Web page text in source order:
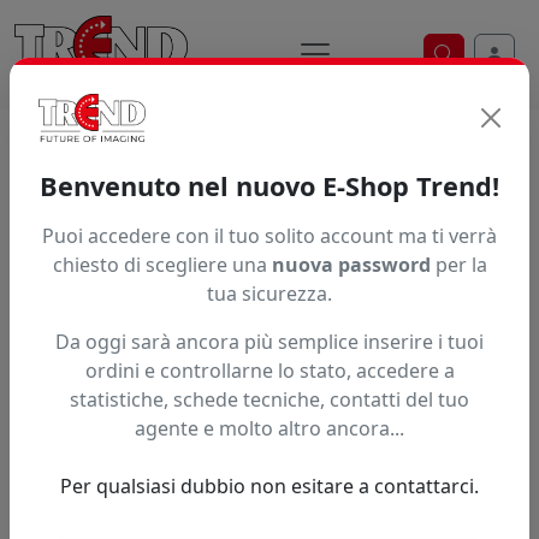
Ricerca
Trend S.r.l.
stampa digitale dal 1997
Benvenuto nel nuovo E-Shop Trend!
Puoi accedere con il tuo solito account ma ti verrà
chiesto di scegliere una nuova password per la
tua sicurezza.
Da oggi sarà ancora più semplice inserire i tuoi
ordini e controllarne lo stato, accedere a
statistiche, schede tecniche, contatti del tuo
agente e molto altro ancora...
Per qualsiasi dubbio non esitare a contattarci.